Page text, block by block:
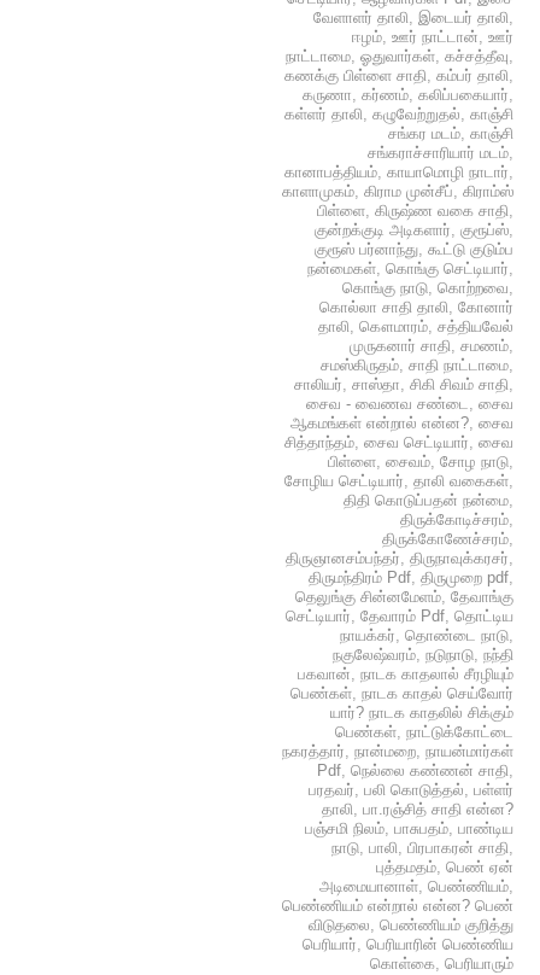
வேளாளர் தாலி, இடையர் தாலி,
ஈழம், ஊர் நாட்டான், ஊர்
நாட்டாமை, ஓதுவார்கள், கச்சத்தீவு,
கணக்கு பிள்ளை சாதி, கம்பர் தாலி,
கருணா, கர்ணம், கலிப்பகையார்,
கள்ளர் தாலி, கழுவேற்றுதல், காஞ்சி
சங்கர மடம், காஞ்சி
சங்கராச்சாரியார் மடம்,
கானாபத்தியம், காயாமொழி நாடார்,
காளாமுகம், கிராம முன்சீப், கிராம்ஸ்
பிள்ளை, கிருஷ்ண வகை சாதி,
குன்றக்குடி அடிகளார், குரூப்ஸ்,
குரூஸ் பர்னாந்து, கூட்டு குடும்ப
நன்மைகள், கொங்கு செட்டியார்,
கொங்கு நாடு, கொற்றவை,
கொல்லா சாதி தாலி, கோனார்
தாலி, கௌமாரம், சத்தியவேல்
முருகனார் சாதி, சமணம்,
சமஸ்கிருதம், சாதி நாட்டாமை,
சாலியர், சாஸ்தா, சிகி சிவம் சாதி,
சைவ - வைணவ சண்டை, சைவ
ஆகமங்கள் என்றால் என்ன?, சைவ
சித்தாந்தம், சைவ செட்டியார், சைவ
பிள்ளை, சைவம், சோழ நாடு,
சோழிய செட்டியார், தாலி வகைகள்,
திதி கொடுப்பதன் நன்மை,
திருக்கோடிச்சரம்,
திருக்கோணேச்சரம்,
திருஞானசம்பந்தர், திருநாவுக்கரசர்,
திருமந்திரம் Pdf, திருமுறை pdf,
தெலுங்கு சின்னமேளம், தேவாங்கு
செட்டியார், தேவாரம் Pdf, தொட்டிய
நாயக்கர், தொண்டை நாடு,
நகுலேஷ்வரம், நடுநாடு, நந்தி
பகவான், நாடக காதலால் சீரழியும்
பெண்கள், நாடக காதல் செய்வோர்
யார்? நாடக காதலில் சிக்கும்
பெண்கள், நாட்டுக்கோட்டை
நகரத்தார், நான்மறை, நாயன்மார்கள்
Pdf, நெல்லை கண்ணன் சாதி,
பரதவர், பலி கொடுத்தல், பள்ளர்
தாலி, பா.ரஞ்சித் சாதி என்ன?
பஞ்சமி நிலம், பாசுபதம், பாண்டிய
நாடு, பாலி, பிரபாகரன் சாதி,
புத்தமதம், பெண் ஏன்
அடிமையானாள், பெண்ணியம்,
பெண்ணியம் என்றால் என்ன? பெண்
விடுதலை, பெண்ணியம் குறித்து
பெரியார், பெரியாரின் பெண்ணிய
கொள்கை, பெரியாரும்